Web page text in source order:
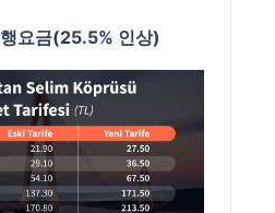
요금(25.5% 인상)